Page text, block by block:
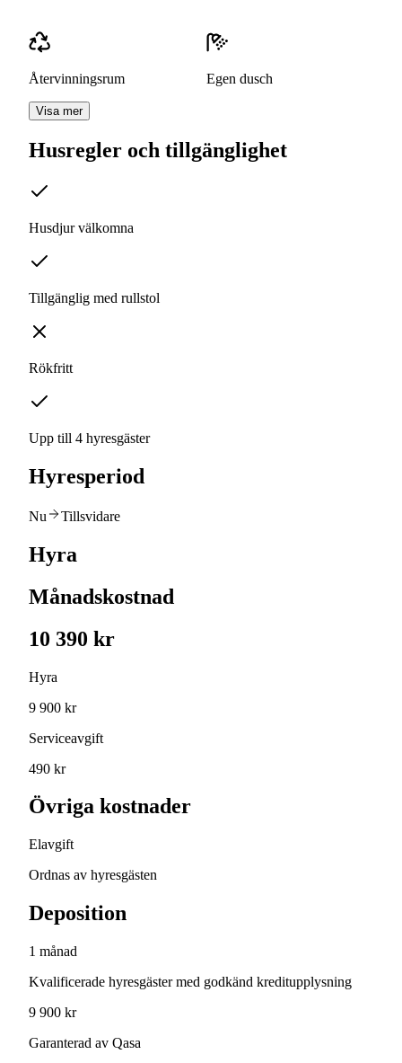
Återvinningsrum Egen dusch
Visa mer
Husregler och tillgänglighet
Husdjur välkomna
Tillgänglig med rullstol
Rökfritt
Upp till 4 hyresgäster
Hyresperiod
Nu Tillsvidare
Hyra
Månadskostnad
10 390 kr
Hyra
9 900 kr
Serviceavgift
490 kr
Övriga kostnader
Elavgift
Ordnas av hyresgästen
Deposition
1 månad
Kvalificerade hyresgäster med godkänd kreditupplysning
9 900 kr
Garanterad av Qasa